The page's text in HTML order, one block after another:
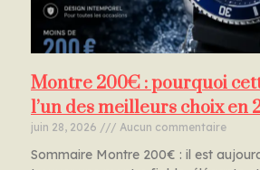
Montre 200€ : pourquoi
l’un des meilleurs choix en
juin 28, 2026 Aucun commentaire
Sommaire Montre 200€ : il est